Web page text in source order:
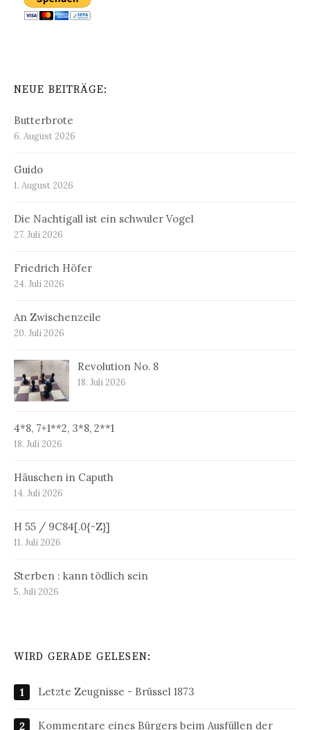
NEUE BEITRÄGE:
Butterbrote
6. August 2026
Guido
1. August 2026
Die Nachtigall ist ein schwuler Vogel
27. Juli 2026
Friedrich Höfer
24. Juli 2026
An Zwischenzeile
20. Juli 2026
Revolution No. 8
18. Juli 2026
4*8, 7+1**2, 3*8, 2**1
18. Juli 2026
Häuschen in Caputh
14. Juli 2026
H 55 / 9C84[.0{-Z}]
11. Juli 2026
Sterben : kann tödlich sein
5. Juli 2026
WIRD GERADE GELESEN:
Letzte Zeugnisse - Brüssel 1873
Kommentare eines Bürgers beim Ausfüllen der